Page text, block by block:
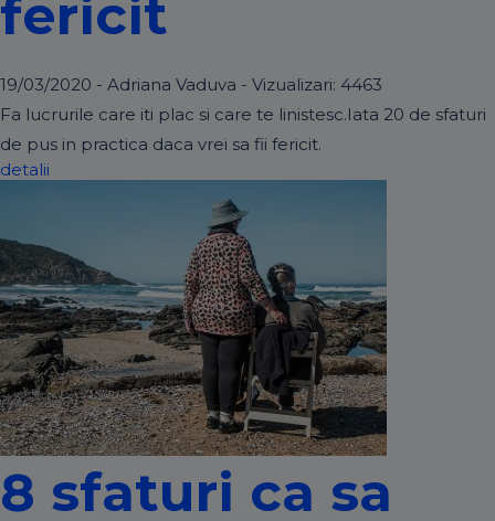
fericit
19/03/2020 - Adriana Vaduva - Vizualizari: 4463
Fa lucrurile care iti plac si care te linistesc.Iata 20 de sfaturi
de pus in practica daca vrei sa fii fericit.
detalii
8 sfaturi ca sa